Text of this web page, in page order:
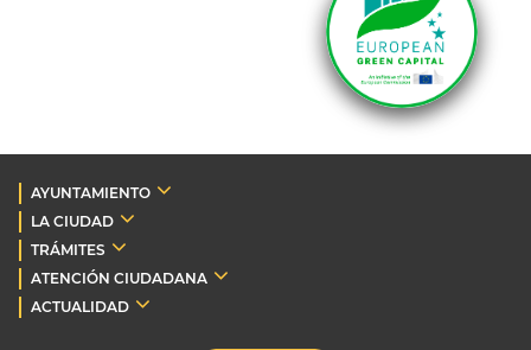
AYUNTAMIENTO
LA CIUDAD
TRÁMITES
ATENCIÓN CIUDADANA
ACTUALIDAD